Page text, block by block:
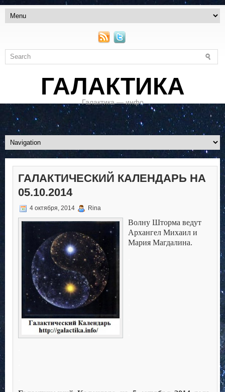
ГАЛАКТИКА
Галактика — инфо
ГАЛАКТИЧЕСКИЙ КАЛЕНДАРЬ НА
05.10.2014
4 октября, 2014 Rina
Волну Шторма ведут
Архангел Михаил и
Мария Магдалина.